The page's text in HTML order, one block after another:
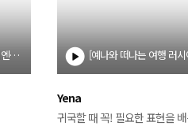
[예나와 떠나는 여행 러시아어] 오리엔테이션 [예나와 떠나는 여행 러
Yena
귀국할 때 꼭! 필요한 표현을